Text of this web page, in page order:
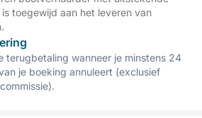
toegewijd aan het leveren van
terugbetaling wanneer je minstens 24
je boeking annuleert (exclusief